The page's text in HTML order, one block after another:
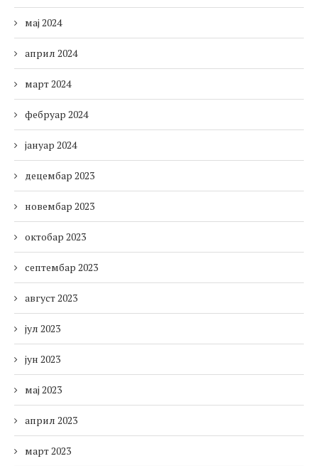
мај 2024
април 2024
март 2024
фебруар 2024
јануар 2024
децембар 2023
новембар 2023
октобар 2023
септембар 2023
август 2023
јул 2023
јун 2023
мај 2023
април 2023
март 2023